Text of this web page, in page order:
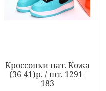
Кроссовки нат. Кожа
(36-41)р. / шт. 1291-
183